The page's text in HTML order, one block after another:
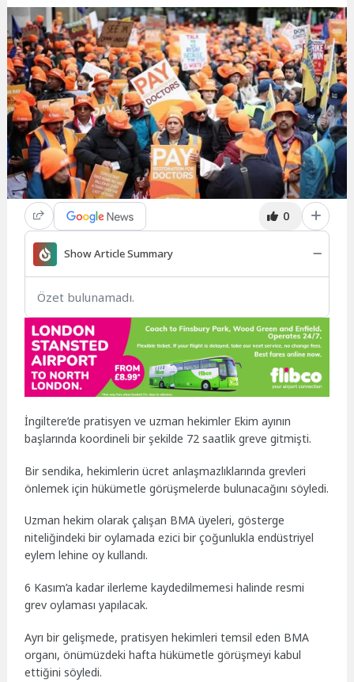
0
Show Article Summary
Özet bulunamadı.
İngiltere’de pratisyen ve uzman hekimler Ekim ayının
başlarında koordineli bir şekilde 72 saatlik greve gitmişti.
Bir sendika, hekimlerin ücret anlaşmazlıklarında grevleri
önlemek için hükümetle görüşmelerde bulunacağını söyledi.
Uzman hekim olarak çalışan BMA üyeleri, gösterge
niteliğindeki bir oylamada ezici bir çoğunlukla endüstriyel
eylem lehine oy kullandı.
6 Kasım’a kadar ilerleme kaydedilmemesi halinde resmi
grev oylaması yapılacak.
Ayrı bir gelişmede, pratisyen hekimleri temsil eden BMA
organı, önümüzdeki hafta hükümetle görüşmeyi kabul
ettiğini söyledi.